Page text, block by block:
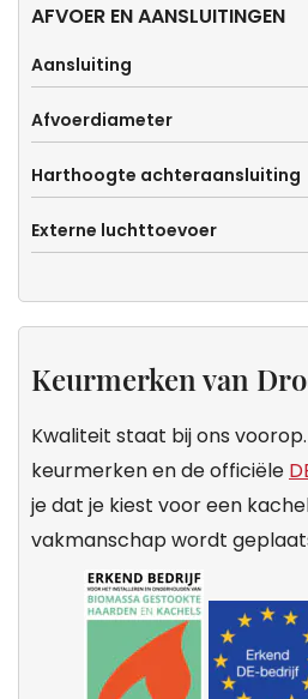
AFVOER EN AANSLUITINGEN
Aansluiting
Afvoerdiameter
Harthoogte achteraansluiting
Externe luchttoevoer
Keurmerken van
Kwaliteit staat bij ons
keurmerken en de officiële
je dat je kiest voor een
vakmanschap wordt